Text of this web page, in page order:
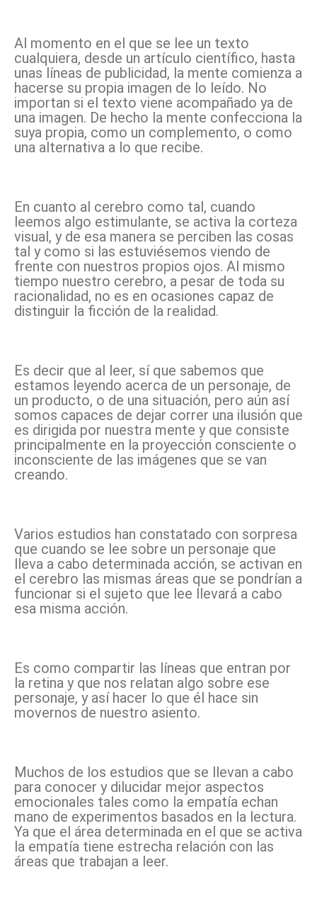
Al momento en el que se lee un texto
cualquiera, desde un artículo científico, hasta
unas líneas de publicidad, la mente comienza a
hacerse su propia imagen de lo leído. No
importan si el texto viene acompañado ya de
una imagen. De hecho la mente confecciona la
suya propia, como un complemento, o como
una alternativa a lo que recibe.
En cuanto al cerebro como tal, cuando
leemos algo estimulante, se activa la corteza
visual, y de esa manera se perciben las cosas
tal y como si las estuviésemos viendo de
frente con nuestros propios ojos. Al mismo
tiempo nuestro cerebro, a pesar de toda su
racionalidad, no es en ocasiones capaz de
distinguir la ficción de la realidad.
Es decir que al leer, sí que sabemos que
estamos leyendo acerca de un personaje, de
un producto, o de una situación, pero aún así
somos capaces de dejar correr una ilusión que
es dirigida por nuestra mente y que consiste
principalmente en la proyección consciente o
inconsciente de las imágenes que se van
creando.
Varios estudios han constatado con sorpresa
que cuando se lee sobre un personaje que
lleva a cabo determinada acción, se activan en
el cerebro las mismas áreas que se pondrían a
funcionar si el sujeto que lee llevará a cabo
esa misma acción.
Es como compartir las líneas que entran por
la retina y que nos relatan algo sobre ese
personaje, y así hacer lo que él hace sin
movernos de nuestro asiento.
Muchos de los estudios que se llevan a cabo
para conocer y dilucidar mejor aspectos
emocionales tales como la empatía echan
mano de experimentos basados en la lectura.
Ya que el área determinada en el que se activa
la empatía tiene estrecha relación con las
áreas que trabajan a leer.